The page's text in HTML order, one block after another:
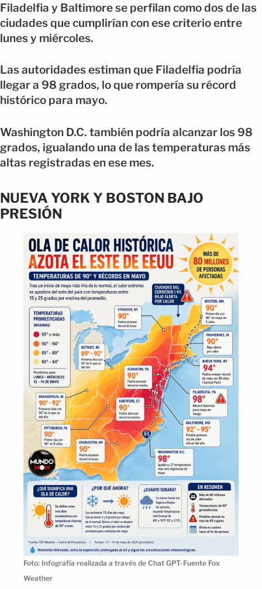
Filadelfia y Baltimore se perfilan como dos de las
ciudades que cumplirían con ese criterio entre
lunes y miércoles.
Las autoridades estiman que Filadelfia podría
llegar a 98 grados, lo que rompería su récord
histórico para mayo.
Washington D.C. también podría alcanzar los 98
grados, igualando una de las temperaturas más
altas registradas en ese mes.
NUEVA YORK Y BOSTON BAJO
PRESIÓN
Foto: Infografía realizada a través de Chat GPT-Fuente Fox
Weather